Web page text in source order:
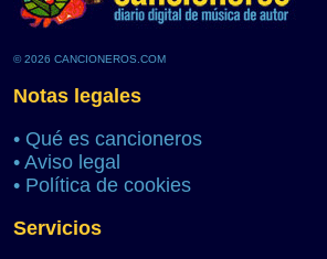
© 2026 CANCIONEROS.COM
Notas legales
• Qué es cancioneros
• Aviso legal
• Política de cookies
Servicios